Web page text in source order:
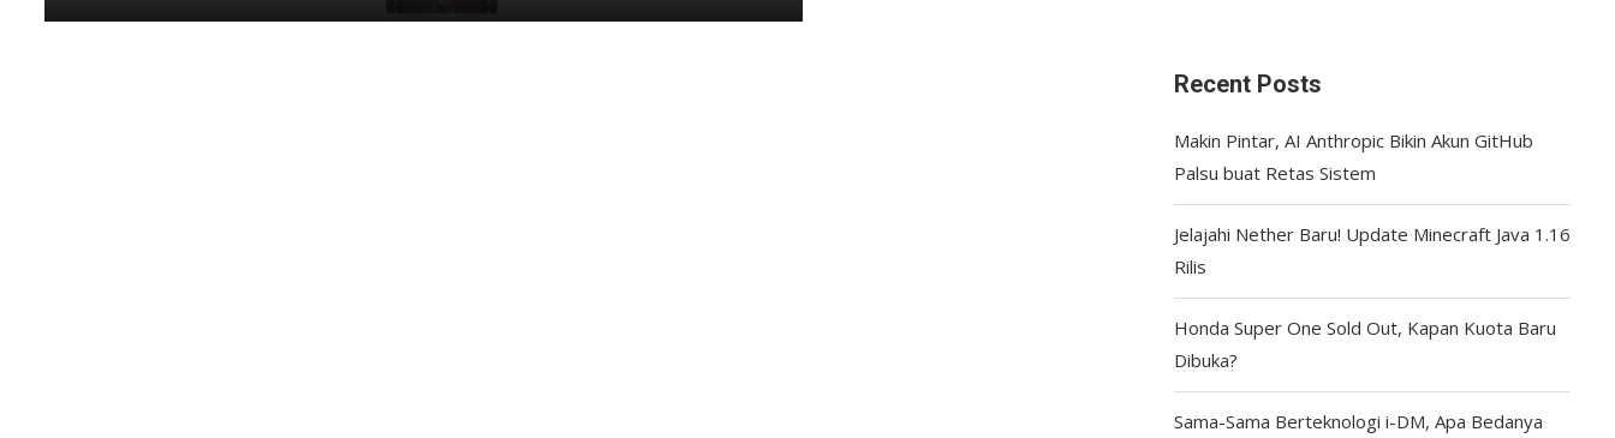
Recent Posts
Makin Pintar, AI Anthropic Bikin Akun GitHub
Palsu buat Retas Sistem
Jelajahi Nether Baru! Update Minecraft Java 1.16
Rilis
Honda Super One Sold Out, Kapan Kuota Baru
Dibuka?
Sama-Sama Berteknologi i-DM, Apa Bedanya